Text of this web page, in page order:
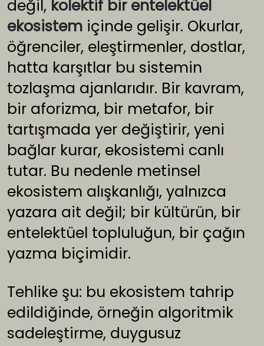
değil, kolektif bir entelektüel
ekosistem içinde gelişir. Okurlar,
öğrenciler, eleştirmenler, dostlar,
hatta karşıtlar bu sistemin
tozlaşma ajanlarıdır. Bir kavram,
bir aforizma, bir metafor, bir
tartışmada yer değiştirir, yeni
bağlar kurar, ekosistemi canlı
tutar. Bu nedenle metinsel
ekosistem alışkanlığı, yalnızca
yazara ait değil; bir kültürün, bir
entelektüel topluluğun, bir çağın
yazma biçimidir.
Tehlike şu: bu ekosistem tahrip
edildiğinde, örneğin algoritmik
sadeleştirme, duygusuz